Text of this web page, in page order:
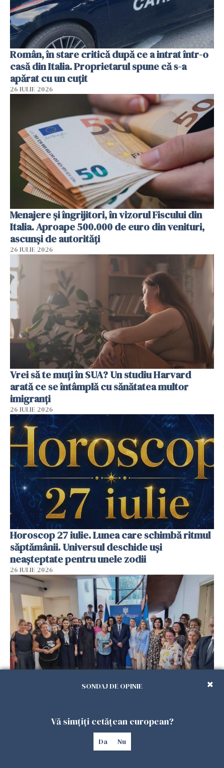
Român, în stare critică după ce a intrat într-o
casă din Italia. Proprietarul spune că s-a
apărat cu un cuțit
26 IULIE 2026
Menajere și îngrijitori, în vizorul Fiscului din
Italia. Aproape 500.000 de euro din venituri,
ascunși de autorități
26 IULIE 2026
Vrei să te muți în SUA? Un studiu Harvard
arată ce se întâmplă cu sănătatea multor
imigranți
26 IULIE 2026
Horoscop 27 iulie. Lunea care schimbă ritmul
săptămânii. Universul deschide uși
neașteptate pentru unele zodii
26 IULIE 2026
intervenții în doar 24 de ore
SONDAJ DE OPINIE
Vă simțiți cetățean european?
Da Nu